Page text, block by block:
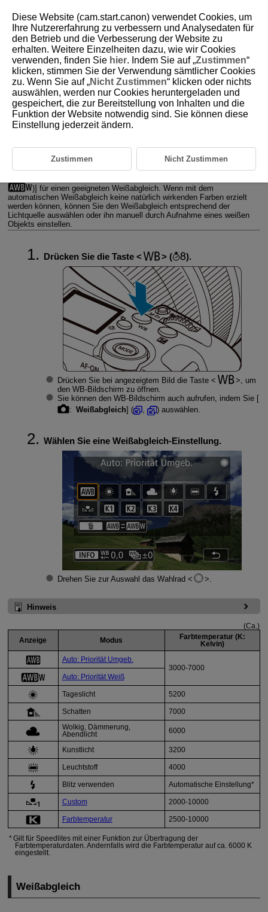
D310-056
Weißabgleich
Weißabgleich
[ / ] Automatischer Weißabgleich
[ ] Farbtemperatur
)] für einen geeigneten Weißabgleich. Wenn mit dem
automatischen Weißabgleich keine natürlich wirkenden Farben erzielt
werden können, können Sie den Weißabgleich entsprechend der
Lichtquelle auswählen oder ihn manuell durch Aufnahme eines weißen
Objekts einstellen.
Drücken Sie die Taste ( ).
Drücken Sie bei angezeigtem Bild die Taste
, um
den WB-Bildschirm zu öffnen.
Sie können den WB-Bildschirm auch aufrufen, indem Sie [
: Weißabgleich] ( , ) auswählen.
Wählen Sie eine Weißabgleich-Einstellung.
Drehen Sie zur Auswahl das Wahlrad
Hinweis
(Ca.)
Anzeige
Modus
Farbtemperatur (K:
Kelvin)
Auto: Priorität Umgeb.
3000-7000
Auto: Priorität Weiß
Tageslicht 5200
Schatten 7000
Wolkig , Dämmerung,
Abendlicht
6000
Kunstlicht 3200
Leuchtstoff 4000
Blitzverwenden Automatische Einstellung*
Custom 2000-10000
Farbtemperatur 2500-10000
Gilt für Speedlites mit einer Funktion zur Übertragung der
Farbtemperaturdaten. Andernfalls wird die Farbtemperatur auf ca. 6000 K
eingestellt.
Weißabgleich
Diese Website (cam.start.canon) verwendet Cookies, um
Ihre Nutzererfahrung zu verbessern und Analysedaten für
den Betrieb und die Verbesserung der Website zu
erhalten. Weitere Einzelheiten dazu, wie wir Cookies
verwenden, finden Sie hier. Indem Sie auf „Zustimmen“
klicken, stimmen Sie der Verwendung sämtlicher Cookies
zu. Wenn Sie auf „Nicht Zustimmen“ klicken oder nichts
auswählen, werden nur Cookies heruntergeladen und
gespeichert, die zur Bereitstellung von Inhalten und die
Funktion der Website notwendig sind. Sie können diese
Einstellung jederzeit ändern.
Zustimmen Nicht Zustimmen